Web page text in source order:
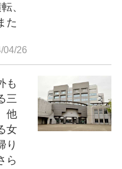
、
た
04/26
も
三
他
女
り
ら